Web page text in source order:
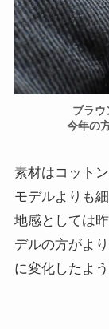
ブラウ
今年の
素材はコット
モデルよりも
地感としては
デルの方がよ
に変化したよ